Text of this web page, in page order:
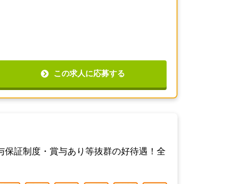
この求人に応募する